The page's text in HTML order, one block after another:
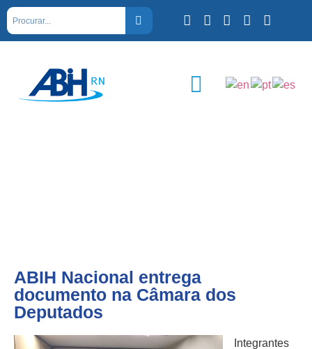
ABIH Nacional entrega
documento na Câmara dos
Deputados
Integrantes